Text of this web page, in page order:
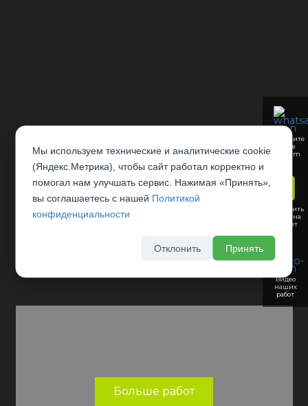
Напишите
нам в
Telegram
Отправить
заявку на
рассчет
Видео
наших
работ
Больше работ
Мы используем технические и аналитические cookie
(Яндекс.Метрика), чтобы сайт работал корректно и
помогал нам улучшать сервис. Нажимая «Принять»,
вы соглашаетесь с нашей Политикой
конфиденциальности
Отклонить Принять